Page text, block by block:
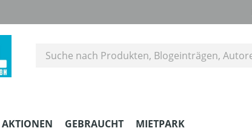
AKTIONEN GEBRAUCHT MIETPARK